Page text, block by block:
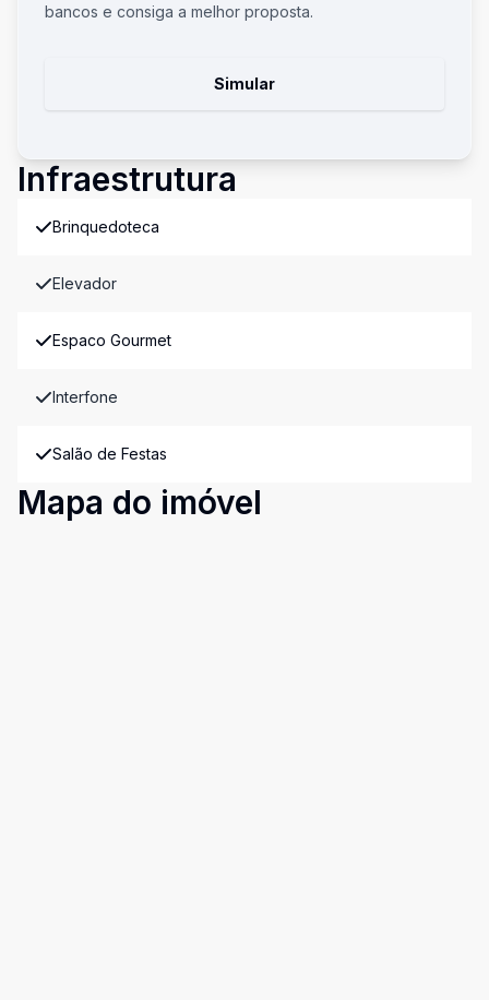
bancos e consiga a melhor proposta.
Simular
Infraestrutura
Brinquedoteca
Elevador
Espaco Gourmet
Interfone
Salão de Festas
Mapa do imóvel